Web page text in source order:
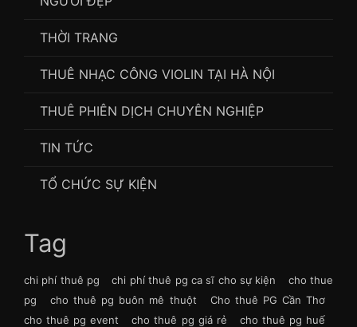
THỜI TRANG
THUÊ NHẠC CÔNG VIOLIN TẠI HÀ NỘI
THUÊ PHIÊN DỊCH CHUYÊN NGHIỆP
TIN TỨC
TỔ CHỨC SỰ KIỆN
Tag
chi phí thuê pg chi phí thuê pg ca sĩ cho sự kiện
cho thue
pg
cho thuê pg buôn mê thuột
Cho thuê PG Cần Thơ
cho thuê pg event
cho thuê pg giá rẻ
cho thuê pg huế